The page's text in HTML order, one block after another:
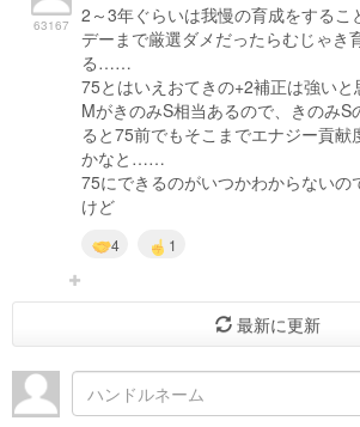
63167
2～3年ぐらいは我慢の育成をするこ
デーまで厳選ダメだったらむじゃき
る……
75とはいえおてきの+2補正は強い
MがきのみS相当あるので、きのみS
ると75前でもそこまでエナジー貢献
かなと……
75にできるのがいつかわからないの
けど
4 1
最新に更新